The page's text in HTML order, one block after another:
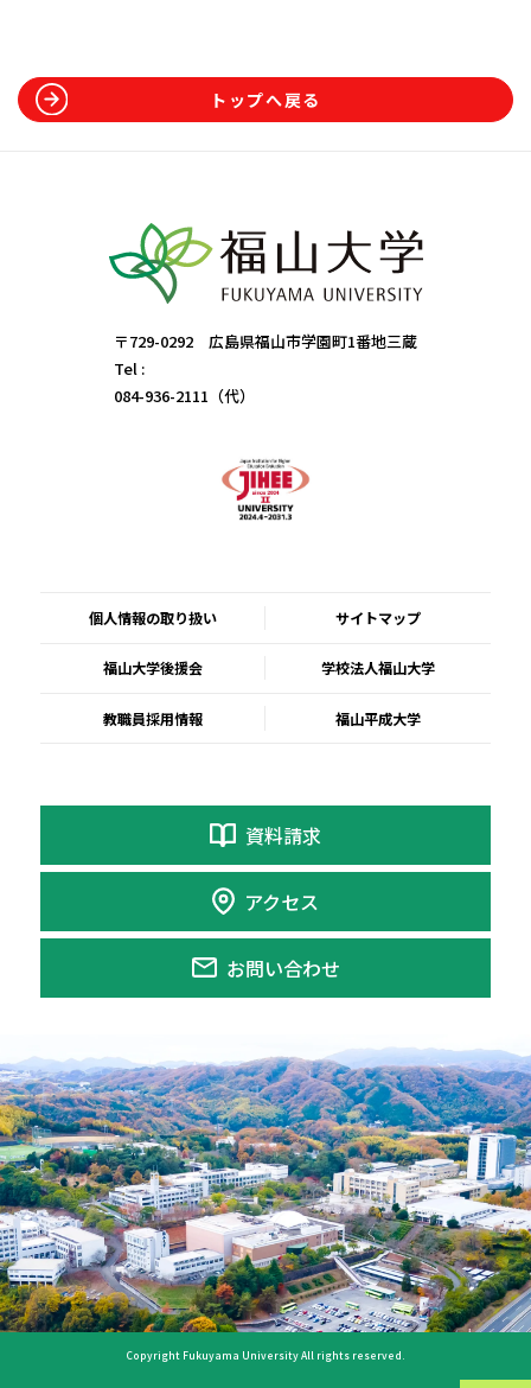
トップへ戻る
〒729-0292 広島県福山市学園町1番地三蔵
Tel :
084-936-2111（代）
個人情報の取り扱い サイトマップ
福山大学後援会 学校法人福山大学
教職員採用情報 福山平成大学
資料請求
アクセス
お問い合わせ
Copyright Fukuyama University All rights reserved.